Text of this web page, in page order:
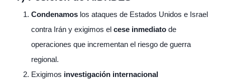
Condenamos los ataques de Estados Unidos e Israel
contra Irán y exigimos el cese inmediato de
operaciones que incrementan el riesgo de guerra
regional.
Exigimos investigación internacional